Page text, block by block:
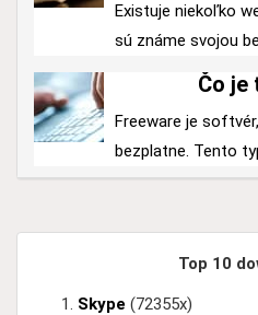
Existuje niekoľko
sú známe svojou
Čo je
Freeware je
bezplatne. Tento
Top 10
Skype (72355x)